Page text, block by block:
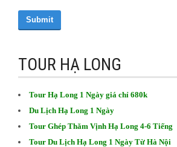
Submit
TOUR HẠ LONG
Tour Hạ Long 1 Ngày giá chỉ 680k
Du Lịch Hạ Long 1 Ngày
Tour Ghép Thăm Vịnh Hạ Long 4-6 Tiếng
Tour Du Lịch Hạ Long 1 Ngày Từ Hà Nội